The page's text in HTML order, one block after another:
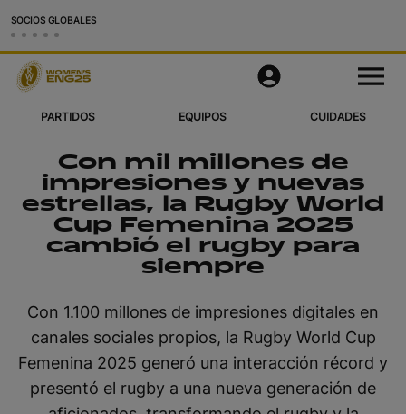
SOCIOS GLOBALES
M
u
Partidos
Equipos
Ciudades y Estadios
Videos
Aplicación Oficial
Official Store
PARTIDOS EQUIPOS CUIDADES
Con mil millones de
impresiones y nuevas
estrellas, la Rugby World
Cup Femenina 2025
cambió el rugby para
siempre
Con 1.100 millones de impresiones digitales en
canales sociales propios, la Rugby World Cup
Femenina 2025 generó una interacción récord y
presentó el rugby a una nueva generación de